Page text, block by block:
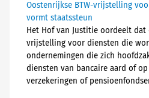
Oostenrijkse BTW-vrijstelling
vormt staatssteun
Het Hof van Justitie oordeelt dat
vrijstelling voor diensten die
ondernemingen die zich
diensten van bancaire aard of
verzekeringen of